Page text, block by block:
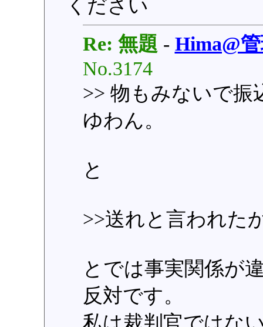
ください
Re: 無題 - Hima@
No.3174
>> 物もみないで
ゆわん。
と
>>送れと言われた
とでは事実関係が
反対です。
私は裁判官ではな